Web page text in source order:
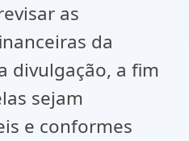
as
da
divulgação, a fim
sejam
e conformes